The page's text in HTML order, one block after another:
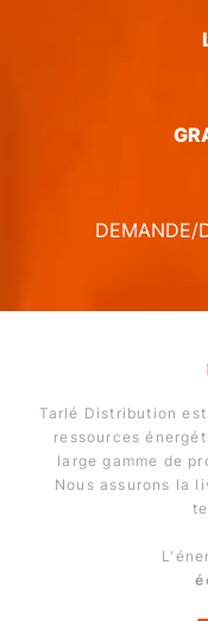
DEMANDE/
Tarlé Distribution
ressources
large gamme de
Nous assurons la